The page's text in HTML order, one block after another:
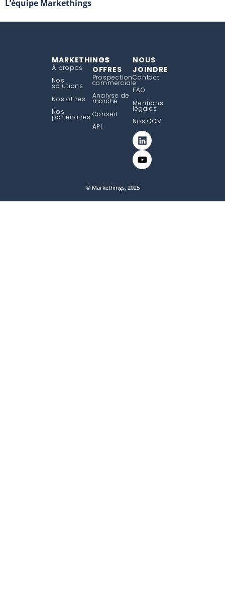
L’équipe Markethings
MARKETHINGS
À propos
Nos
solutions
Nos offres
Nos
partenaires
NOS
OFFRES
Prospection
commerciale
Analyse de
marché
Conseil
API
NOUS
JOINDRE
Contact
FAQ
Mentions
légales
Nos CGV
© Markethings, 2025